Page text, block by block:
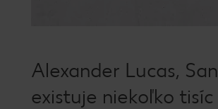
Alexander Lucas,
existuje niekoľko